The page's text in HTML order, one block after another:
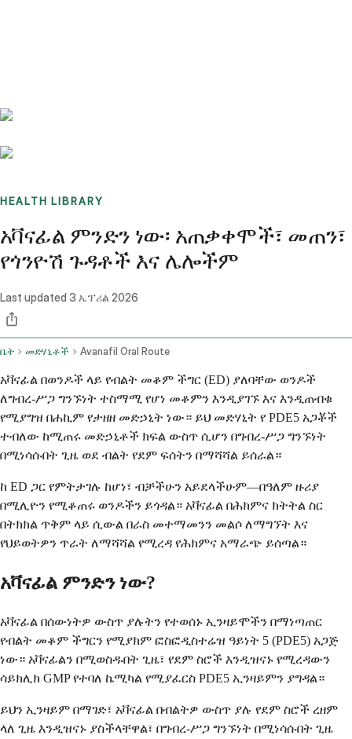
HEALTH LIBRARY
አቫናፊል ምንድን ነው፡ አጠቃቀሞች፣ መጠን፣
የጎንዮሽ ጉዳቶች እና ሌሎችም
Last updated 3 ኤፕሪል 2026
ቤት መድሃኒቶች Avanafil Oral Route
አቫናፊል በወንዶች ላይ የብልት መቆም ችግር (ED) ያለባቸው ወንዶች
ለግብረ-ሥጋ ግንኙነት ተስማሚ የሆነ መቆምን እንዲያገኙ እና እንዲጠብቁ
የሚያግዝ በሐኪም የታዘዘ መድኃኒት ነው። ይህ መድሃኒት የ PDE5 አጋቾች
ተብለው ከሚጠሩ መድኃኒቶች ክፍል ውስጥ ሲሆን በግብረ-ሥጋ ግንኙነት
በሚነሳሱበት ጊዜ ወደ ብልት የደም ፍሰትን በማሻሻል ይሰራል።
ከ ED ጋር የምትታገሉ ከሆነ፣ ብቻችሁን አይደላችሁም—በዓለም ዙሪያ
በሚሊዮን የሚቆጠሩ ወንዶችን ይጎዳል። አቫናፊል በሕክምና ክትትል ስር
በትክክል ጥቅም ላይ ሲውል በራስ መተማመንን መልሶ ለማግኘት እና
የህይወትዎን ጥራት ለማሻሻል የሚረዳ የሕክምና አማራጭ ይሰጣል።
አቫናፊል ምንድን ነው?
አቫናፊል በሰውነትዎ ውስጥ ያሉትን የተወሰኑ ኢንዛይሞችን በማነጣጠር
የብልት መቆም ችግርን የሚያክም ፎስፎዲስተሬዝ ዓይነት 5 (PDE5) አጋጅ
ነው። አቫናፊልን በሚወስዱበት ጊዜ፣ የደም ስሮች እንዲዝናኑ የሚረዳውን
ሳይክሊክ GMP የተባለ ኬሚካል የሚያፈርስ PDE5 ኢንዛይምን ያግዳል።
ይህን ኢንዛይም በማገድ፣ አቫናፊል በብልትዎ ውስጥ ያሉ የደም ስሮች ረዘም
ላለ ጊዜ እንዲዝናኑ ያስችላቸዋል፣ በግብረ-ሥጋ ግንኙነት በሚነሳሱበት ጊዜ